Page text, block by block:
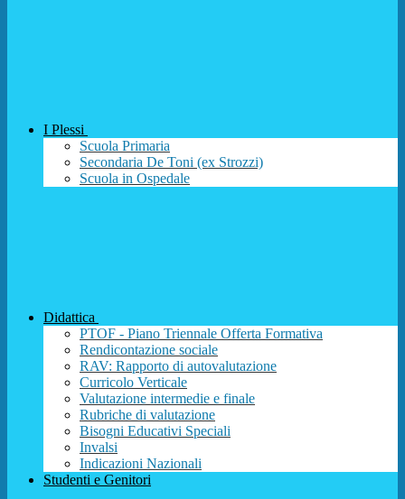
I Plessi
Scuola Primaria
Secondaria De Toni (ex Strozzi)
Scuola in Ospedale
Didattica
PTOF - Piano Triennale Offerta Formativa
Rendicontazione sociale
RAV: Rapporto di autovalutazione
Curricolo Verticale
Valutazione intermedie e finale
Rubriche di valutazione
Bisogni Educativi Speciali
Invalsi
Indicazioni Nazionali
Studenti e Genitori